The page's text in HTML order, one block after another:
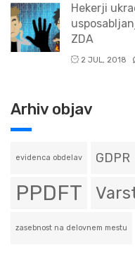
Hekerji
ZDA
2 JUL, 2018
Arhiv objav
evidenca obdelav GDPR
PPDFT
zasebnost na delovnem mestu